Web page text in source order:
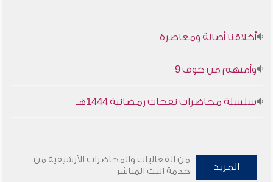
أخلاقنا أصالة ومعاصرة
وأمنهم من خوف 9
سلسلة محاضرات نفحات رمضانية 1444هـ
المزيد
من الفعاليات والمحاضرات الأرشيفية من
خدمة البث المباشر